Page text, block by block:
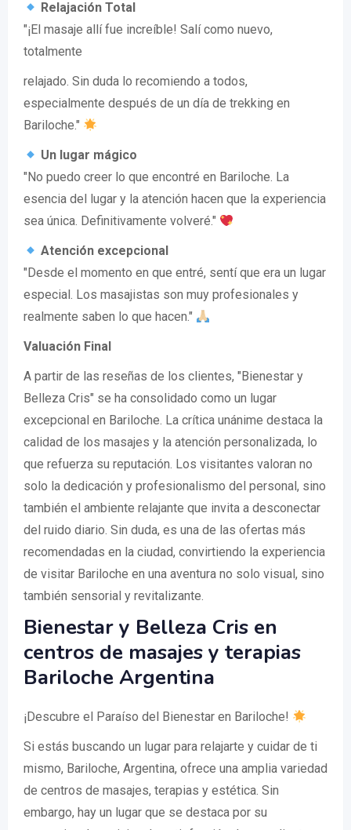
Relajación Total
"¡El masaje allí fue increíble! Salí como nuevo,
totalmente
relajado. Sin duda lo recomiendo a todos,
especialmente después de un día de trekking en
Bariloche."
Un lugar mágico
"No puedo creer lo que encontré en Bariloche. La
esencia del lugar y la atención hacen que la experiencia
sea única. Definitivamente volveré."
Atención excepcional
"Desde el momento en que entré, sentí que era un lugar
especial. Los masajistas son muy profesionales y
realmente saben lo que hacen."
Valuación Final
A partir de las reseñas de los clientes, "Bienestar y
Belleza Cris" se ha consolidado como un lugar
excepcional en Bariloche. La crítica unánime destaca la
calidad de los masajes y la atención personalizada, lo
que refuerza su reputación. Los visitantes valoran no
solo la dedicación y profesionalismo del personal, sino
también el ambiente relajante que invita a desconectar
del ruido diario. Sin duda, es una de las ofertas más
recomendadas en la ciudad, convirtiendo la experiencia
de visitar Bariloche en una aventura no solo visual, sino
también sensorial y revitalizante.
Bienestar y Belleza Cris en
centros de masajes y terapias
Bariloche Argentina
¡Descubre el Paraíso del Bienestar en Bariloche!
Si estás buscando un lugar para relajarte y cuidar de ti
mismo, Bariloche, Argentina, ofrece una amplia variedad
de centros de masajes, terapias y estética. Sin
embargo, hay un lugar que se destaca por su